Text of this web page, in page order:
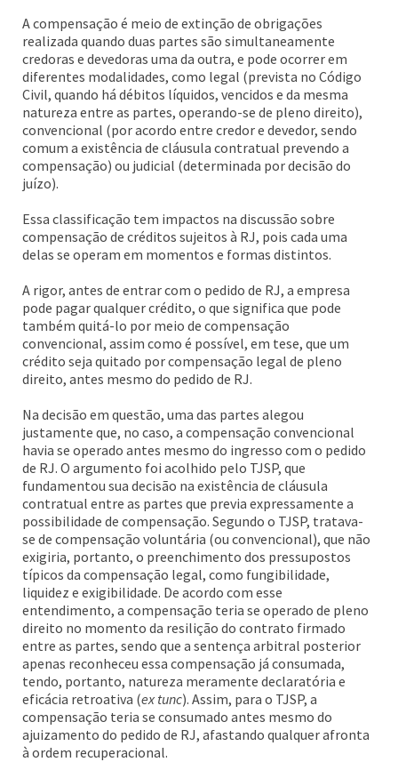
A compensação é meio de extinção de obrigações
realizada quando duas partes são simultaneamente
credoras e devedoras uma da outra, e pode ocorrer em
diferentes modalidades, como legal (prevista no Código
Civil, quando há débitos líquidos, vencidos e da mesma
natureza entre as partes, operando-se de pleno direito),
convencional (por acordo entre credor e devedor, sendo
comum a existência de cláusula contratual prevendo a
compensação) ou judicial (determinada por decisão do
juízo).
Essa classificação tem impactos na discussão sobre
compensação de créditos sujeitos à RJ, pois cada uma
delas se operam em momentos e formas distintos.
A rigor, antes de entrar com o pedido de RJ, a empresa
pode pagar qualquer crédito, o que significa que pode
também quitá-lo por meio de compensação
convencional, assim como é possível, em tese, que um
crédito seja quitado por compensação legal de pleno
direito, antes mesmo do pedido de RJ.
Na decisão em questão, uma das partes alegou
justamente que, no caso, a compensação convencional
havia se operado antes mesmo do ingresso com o pedido
de RJ. O argumento foi acolhido pelo TJSP, que
fundamentou sua decisão na existência de cláusula
contratual entre as partes que previa expressamente a
possibilidade de compensação. Segundo o TJSP, tratava-
se de compensação voluntária (ou convencional), que não
exigiria, portanto, o preenchimento dos pressupostos
típicos da compensação legal, como fungibilidade,
liquidez e exigibilidade. De acordo com esse
entendimento, a compensação teria se operado de pleno
direito no momento da resilição do contrato firmado
entre as partes, sendo que a sentença arbitral posterior
apenas reconheceu essa compensação já consumada,
tendo, portanto, natureza meramente declaratória e
eficácia retroativa (ex tunc). Assim, para o TJSP, a
compensação teria se consumado antes mesmo do
ajuizamento do pedido de RJ, afastando qualquer afronta
à ordem recuperacional.